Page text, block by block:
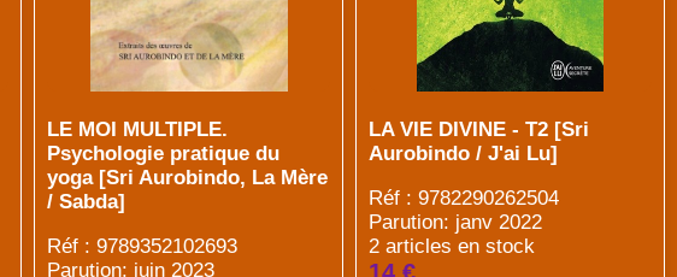
LE MOI MULTIPLE.
Psychologie pratique du
yoga [Sri Aurobindo, La Mère
/ Sabda]
Réf : 9789352102693
Parution: juin 2023
LA VIE DIVINE - T2 [Sri
Aurobindo / J'ai Lu]
Réf : 9782290262504
Parution: janv 2022
2 articles en stock